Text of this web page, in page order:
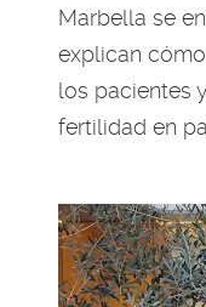
Marbella se
explican
los pacientes
fertilidad en